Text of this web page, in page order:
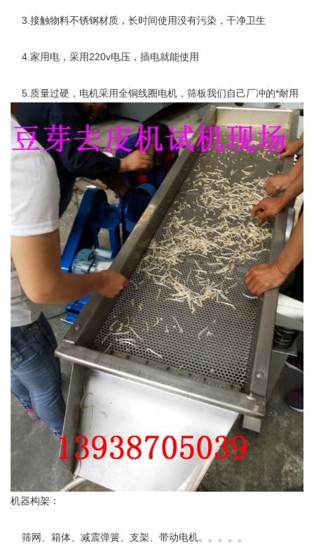
3.接触物料不锈钢材质，长时间使用没有污染，干净卫生
4.家用电，采用220v电压，插电就能使用
5.质量过硬，电机采用全铜线圈电机，筛板我们自己厂冲的*耐用
机器构架：
筛网、箱体、减震弹簧、支架、带动电机。。。。。